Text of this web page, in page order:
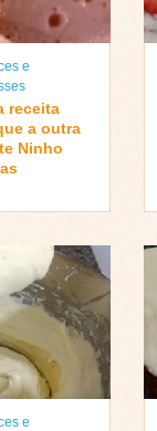
e
receita
a outra
Ninho
e